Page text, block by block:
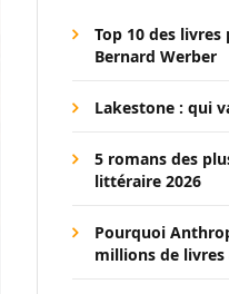
Top 10 des
Bernard Werber
Lakestone : qui
5 romans des
littéraire 2026
Pourquoi
millions de livres